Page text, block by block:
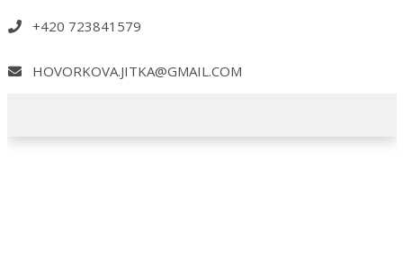
+420 723841579
HOVORKOVA.JITKA@GMAIL.COM